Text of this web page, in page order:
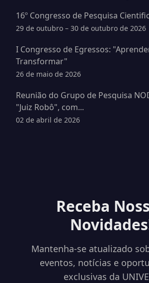
16º Congresso de Pesquisa
29 de outubro – 30 de outubro de 2026
I Congresso de Egressos:
Transformar"
26 de maio de 2026
Reunião do Grupo de Pesquisa
"Juiz Robô", com...
02 de abril de 2026
Receba
Mantenha-se atualizado
eventos, notícias e
exclusivas da